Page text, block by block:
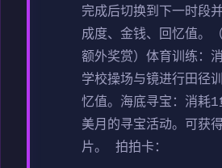
完成后切换到下一时段
成度、金钱、回忆值。
额外奖赏） 体育训练：
学校操场与镜进行田径
忆值。 海底寻宝：消耗
美月的寻宝活动。可获
片。
拍拍卡：